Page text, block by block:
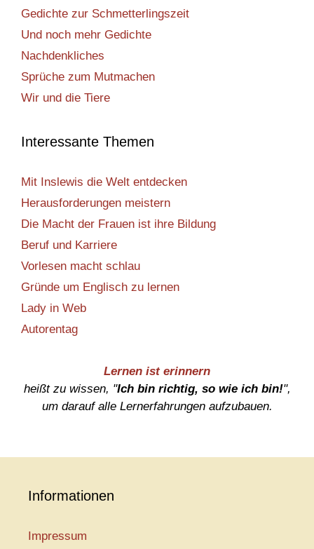
Gedichte zur Schmetterlingszeit
Und noch mehr Gedichte
Nachdenkliches
Sprüche zum Mutmachen
Wir und die Tiere
Interessante Themen
Mit Inslewis die Welt entdecken
Herausforderungen meistern
Die Macht der Frauen ist ihre Bildung
Beruf und Karriere
Vorlesen macht schlau
Gründe um Englisch zu lernen
Lady in Web
Autorentag
Lernen ist erinnern
heißt zu wissen, "Ich bin richtig, so wie ich bin!",
um darauf alle Lernerfahrungen aufzubauen.
Informationen
Impressum